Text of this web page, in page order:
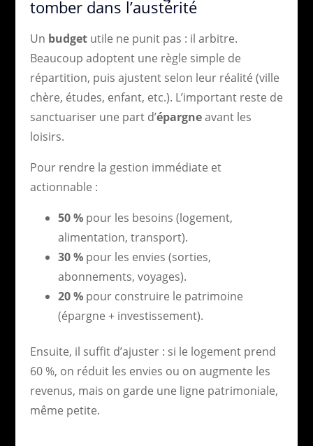
tomber dans l’austérité
Un budgetutile ne punit pas : il arbitre.
Beaucoup adoptent une règle simple de
répartition, puis ajustent selon leur réalité (ville
chère, études, enfant, etc.). L’important reste de
sanctuariser une part d’épargneavant les
loisirs.
Pour rendre la gestion immédiate et
actionnable :
50 %pour les besoins (logement,
alimentation, transport).
30 %pour les envies (sorties,
abonnements, voyages).
20 %pour construire le patrimoine
(épargne + investissement).
Ensuite, il suffit d’ajuster : si le logement prend
60 %, on réduit les envies ou on augmente les
revenus, mais on garde une ligne patrimoniale,
même petite.